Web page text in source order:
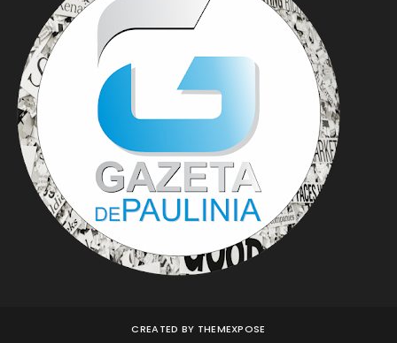
CREATED BY THEMEXPOSE